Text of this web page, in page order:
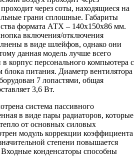
через соты, находящиеся на
грани сплошные. Габариты
формата АТХ – 140х150х86 мм.
включения/отключения
в виде шлейфов, однако они
данная модель лучше всего
корпус персонального компьютера с
питания. Диаметр вентилятора
7 лопастями, общая
3,6 Вт.
система пассивного
в виде пары радиаторов, которые
от основных силовых
модуль коррекции коэффициента
степени повышается
Входные конденсаторы способны